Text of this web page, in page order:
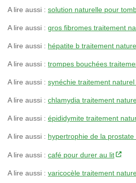
A lire aussi : solution naturelle pour
A lire aussi : gros fibromes traitement
A lire aussi : hépatite b traitement
A lire aussi : trompes bouchées
A lire aussi : synéchie traitement
A lire aussi : chlamydia traitement
A lire aussi : épididymite traitement
A lire aussi : hypertrophie de la
A lire aussi : café pour durer au lit
A lire aussi : varicocèle traitement